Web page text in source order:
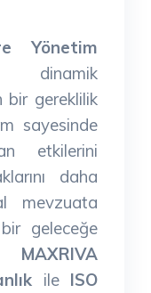
Yönetim
dinamik
bir gereklilik
sayesinde
etkilerini
daha
mevzuata
geleceğe
MAXRIVA
ile ISO